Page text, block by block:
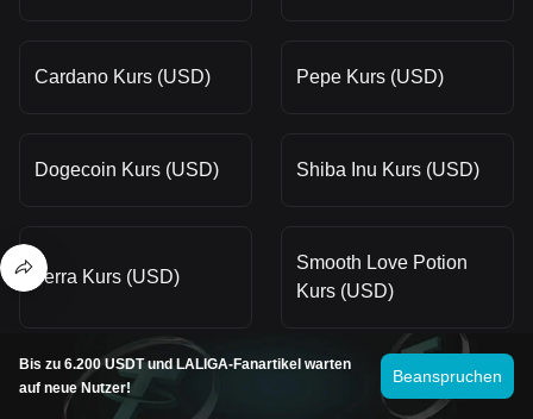
Cardano Kurs (USD) Pepe Kurs (USD)
Dogecoin Kurs (USD) Shiba Inu Kurs (USD)
Terra Kurs (USD)
Smooth Love Potion
Kurs (USD)
Kaspa Kurs (USD) dogwifhat Kurs (USD)
Bis zu 6.200 USDT und LALIGA-Fanartikel warten
auf neue Nutzer!
Beanspruchen